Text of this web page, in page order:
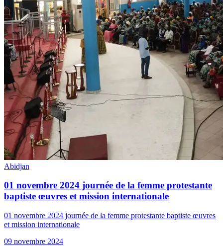
Abidjan
01 novembre 2024 journée de la femme protestante
baptiste œuvres et mission internationale
01 novembre 2024 journée de la femme protestante baptiste œuvres
et mission internationale
09 novembre 2024